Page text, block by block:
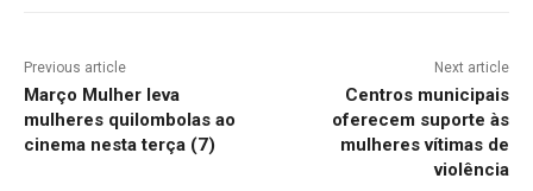
Previous article
Março Mulher leva
mulheres quilombolas ao
cinema nesta terça (7)
Next article
Centros municipais
oferecem suporte às
mulheres vítimas de
violência